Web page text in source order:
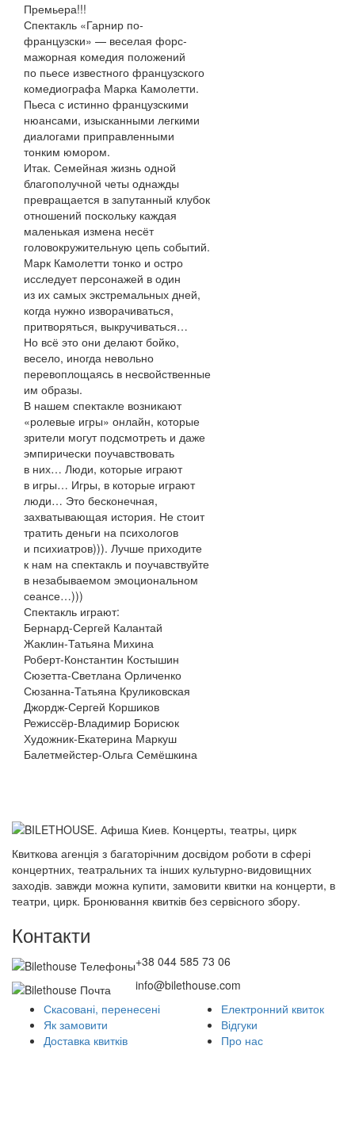
Премьера!!!
Спектакль «Гарнир по-
французски» — веселая форс-
мажорная комедия положений
по пьесе известного французского
комедиографа Марка Камолетти.
Пьеса с истинно французскими
нюансами, изысканными легкими
диалогами приправленными
тонким юмором.
Итак. Семейная жизнь одной
благополучной четы однажды
превращается в запутанный клубок
отношений поскольку каждая
маленькая измена несёт
головокружительную цепь событий.
Марк Камолетти тонко и остро
исследует персонажей в один
из их самых экстремальных дней,
когда нужно изворачиваться,
притворяться, выкручиваться…
Но всё это они делают бойко,
весело, иногда невольно
перевоплощаясь в несвойственные
им образы.
В нашем спектакле возникают
«ролевые игры» онлайн, которые
зрители могут подсмотреть и даже
эмпирически поучавствовать
в них… Люди, которые играют
в игры… Игры, в которые играют
люди… Это бесконечная,
захватывающая история. Не стоит
тратить деньги на психологов
и психиатров))). Лучше приходите
к нам на спектакль и поучавствуйте
в незабываемом эмоциональном
сеансе…)))
Спектакль играют:
Бернард-Сергей Калантай
Жаклин-Татьяна Михина
Роберт-Константин Костышин
Сюзетта-Светлана Орличенко
Сюзанна-Татьяна Круликовская
Джордж-Сергей Коршиков
Режиссёр-Владимир Борисюк
Художник-Екатерина Маркуш
Балетмейстер-Ольга Семёшкина
Квиткова агенція з багаторічним досвідом роботи в сфері
концертних, театральних та інших культурно-видовищних
заходів. завжди можна купити, замовити квитки на концерти, в
театри, цирк. Бронювання квитків без сервісного збору.
Контакти
+38 044 585 73 06
info@bilethouse.com
Скасовані, перенесені
Як замовити
Доставка квитків
Електронний квиток
Відгуки
Про нас